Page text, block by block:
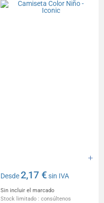
Desde2,17 €sin IVA
Sin incluir el marcado
Stock limitado : consúltenos